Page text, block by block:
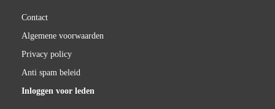
Contact
Algemene voorwaarden
Privacy policy
Anti spam beleid
Inloggen voor leden